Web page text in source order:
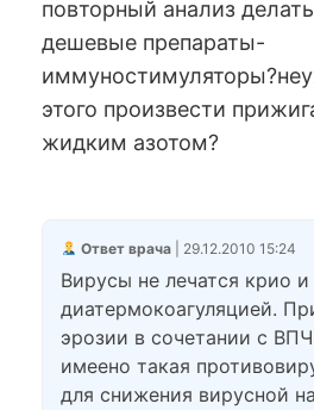
повторный анализ
дешевые препараты-
этого произвести
жидким азотом?
Ответ врача| 29.12.2010 15:24
Вирусы не лечатся крио и
диатермокоагуляцией.
эрозии в сочетании с
имеено такая
для снижения вирусной